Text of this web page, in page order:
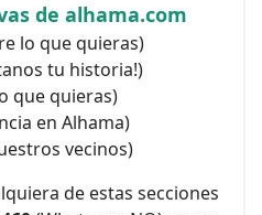
de alhama.com
lo que quieras)
tu historia!)
que quieras)
en Alhama)
vecinos)
de estas secciones